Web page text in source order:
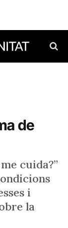
de
cuida?”
i
la